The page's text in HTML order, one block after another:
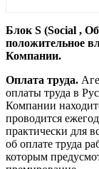
Блок S (Social ,
положительное
Компании.
Оплата труда.
оплаты труда в
Компании
проводится
практически для
об оплате труда
которым